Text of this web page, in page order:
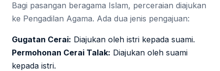
Bagi pasangan beragama Islam, perceraian diajukan
ke Pengadilan Agama. Ada dua jenis pengajuan:
Gugatan Cerai: Diajukan oleh istri kepada suami.
Permohonan Cerai Talak: Diajukan oleh suami
kepada istri.